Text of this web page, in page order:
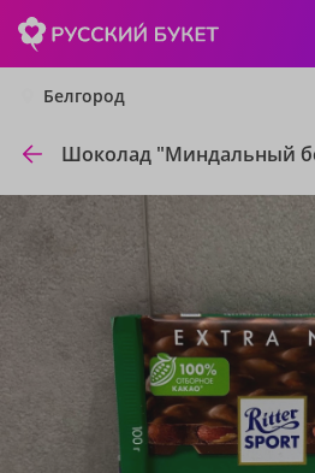
Белгород
Шоколад "Миндальный